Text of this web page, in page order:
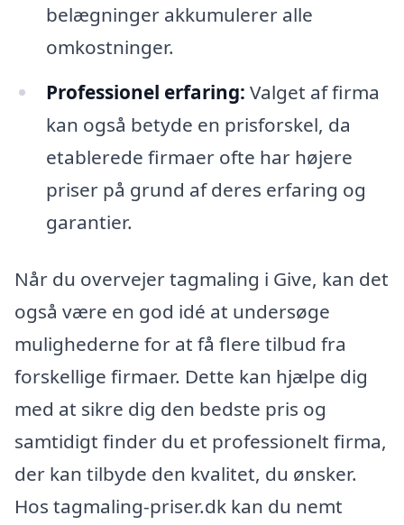
belægninger akkumulerer alle
omkostninger.
Professionel erfaring: Valget af firma
kan også betyde en prisforskel, da
etablerede firmaer ofte har højere
priser på grund af deres erfaring og
garantier.
Når du overvejer tagmaling i Give, kan det
også være en god idé at undersøge
mulighederne for at få flere tilbud fra
forskellige firmaer. Dette kan hjælpe dig
med at sikre dig den bedste pris og
samtidigt finder du et professionelt firma,
der kan tilbyde den kvalitet, du ønsker.
Hos tagmaling-priser.dk kan du nemt